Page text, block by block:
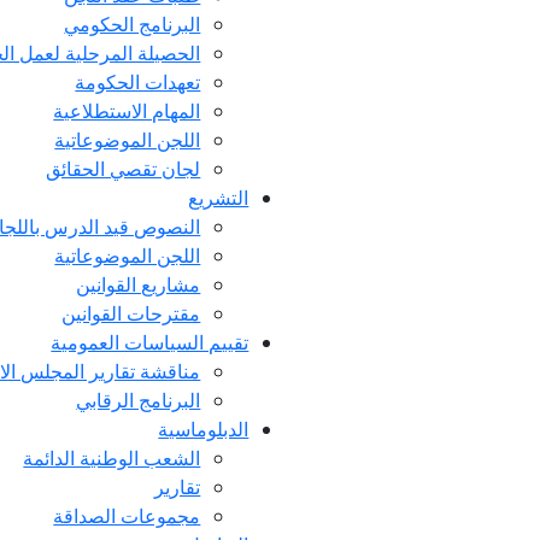
البرنامج الحكومي
الحصيلة المرحلية لعمل
تعهدات الحكومة
المهام الاستطلاعية
اللجن الموضوعاتية
لجان تقصي الحقائق
التشريع
النصوص قيد الدرس
اللجن الموضوعاتية
مشاريع القوانين
مقترحات القوانين
تقييم السياسات العمومية
مناقشة تقارير المجلس
البرنامج الرقابي
الدبلوماسية
الشعب الوطنية الدائمة
تقارير
مجموعات الصداقة